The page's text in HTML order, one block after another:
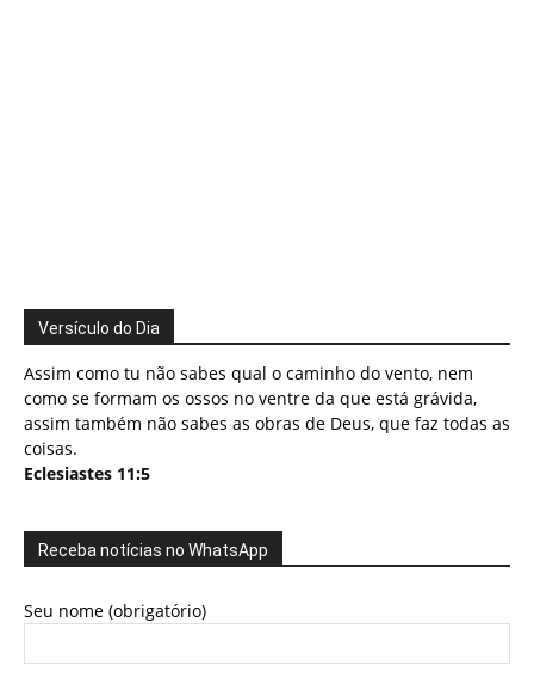
Versículo do Dia
Assim como tu não sabes qual o caminho do vento, nem
como se formam os ossos no ventre da que está grávida,
assim também não sabes as obras de Deus, que faz todas as
coisas.
Eclesiastes 11:5
Receba notícias no WhatsApp
Seu nome (obrigatório)